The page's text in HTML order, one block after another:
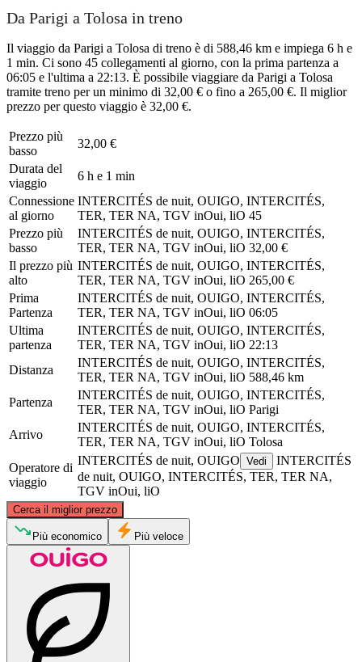
Da Parigi a Tolosa in treno
Il viaggio da Parigi a Tolosa di treno è di 588,46 km e impiega 6 h e
1 min. Ci sono 45 collegamenti al giorno, con la prima partenza a
06:05 e l'ultima a 22:13. È possibile viaggiare da Parigi a Tolosa
tramite treno per un minimo di 32,00 € o fino a 265,00 €. Il miglior
prezzo per questo viaggio è 32,00 €.
Prezzo più
basso
32,00 €
Durata del
viaggio
6 h e 1 min
Connessione
al giorno
INTERCITÉS de nuit, OUIGO, INTERCITÉS,
TER, TER NA, TGV inOui, liO 45
Prezzo più
basso
INTERCITÉS de nuit, OUIGO, INTERCITÉS,
TER, TER NA, TGV inOui, liO 32,00 €
Il prezzo più
alto
INTERCITÉS de nuit, OUIGO, INTERCITÉS,
TER, TER NA, TGV inOui, liO 265,00 €
Prima
Partenza
INTERCITÉS de nuit, OUIGO, INTERCITÉS,
TER, TER NA, TGV inOui, liO 06:05
Ultima
partenza
INTERCITÉS de nuit, OUIGO, INTERCITÉS,
TER, TER NA, TGV inOui, liO 22:13
Distanza
INTERCITÉS de nuit, OUIGO, INTERCITÉS,
TER, TER NA, TGV inOui, liO 588,46 km
Partenza
INTERCITÉS de nuit, OUIGO, INTERCITÉS,
TER, TER NA, TGV inOui, liO Parigi
Arrivo
INTERCITÉS de nuit, OUIGO, INTERCITÉS,
TER, TER NA, TGV inOui, liO Tolosa
Operatore di
viaggio
INTERCITÉS de nuit, OUIGO Vedi
INTERCITÉS
de nuit, OUIGO, INTERCITÉS, TER, TER NA,
TGV inOui, liO
Cerca il miglior prezzo
Più economico Più veloce